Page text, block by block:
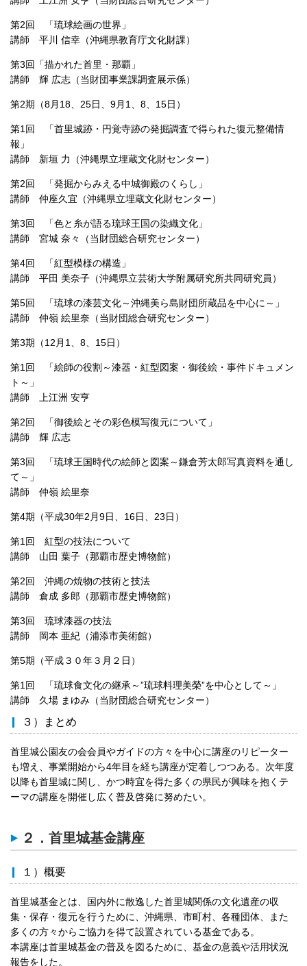
第2回 「琉球絵画の世界」
講師 平川 信幸（沖縄県教育庁文化財課）
第3回「描かれた首里・那覇」
講師 輝 広志（当財団事業課調査展示係）
第2期（8月18、25日、9月1、8、15日）
第1回 「首里城跡・円覚寺跡の発掘調査で得られた復元整備情
報」
講師 新垣 力（沖縄県立埋蔵文化財センター）
第2回 「発掘からみえる中城御殿のくらし」
講師 仲座久宜（沖縄県立埋蔵文化財センター）
第3回 「色と糸が語る琉球王国の染織文化」
講師 宮城 奈々（当財団総合研究センター）
第4回 「紅型模様の構造」
講師 平田 美奈子（沖縄県立芸術大学附属研究所共同研究員）
第5回 「琉球の漆芸文化～沖縄美ら島財団所蔵品を中心に～」
講師 仲嶺 絵里奈（当財団総合研究センター）
第3期（12月1、8、15日）
第1回 「絵師の役割～漆器・紅型図案・御後絵・事件ドキュメン
ト～」
講師 上江洲 安亨
第2回 「御後絵とその彩色模写復元について」
講師 輝 広志
第3回 「琉球王国時代の絵師と図案～鎌倉芳太郎写真資料を通し
て～」
講師 仲嶺 絵里奈
第4期（平成30年2月9日、16日、23日）
第1回 紅型の技法について
講師 山田 葉子（那覇市歴史博物館）
第2回 沖縄の焼物の技術と技法
講師 倉成 多郎（那覇市歴史博物館）
第3回 琉球漆器の技法
講師 岡本 亜紀（浦添市美術館）
第5期（平成３０年３月２日）
第1回 「琉球食文化の継承～”琉球料理美榮”を中心として～」
講師 久場 まゆみ（当財団総合研究センター）
３）まとめ
首里城公園友の会会員やガイドの方々を中心に講座のリピーター
も増え、事業開始から4年目を経ち講座が定着しつつある。次年度
以降も首里城に関し、かつ時宜を得た多くの県民が興味を抱くテ
ーマの講座を開催し広く普及啓発に努めたい。
２．首里城基金講座
１）概要
首里城基金とは、国内外に散逸した首里城関係の文化遺産の収
集・保存・復元を行うために、沖縄県、市町村、各種団体、また
多くの方々からご協力を得て設置されている基金である。
本講座は首里城基金の普及を図るために、基金の意義や活用状況
報告をした。